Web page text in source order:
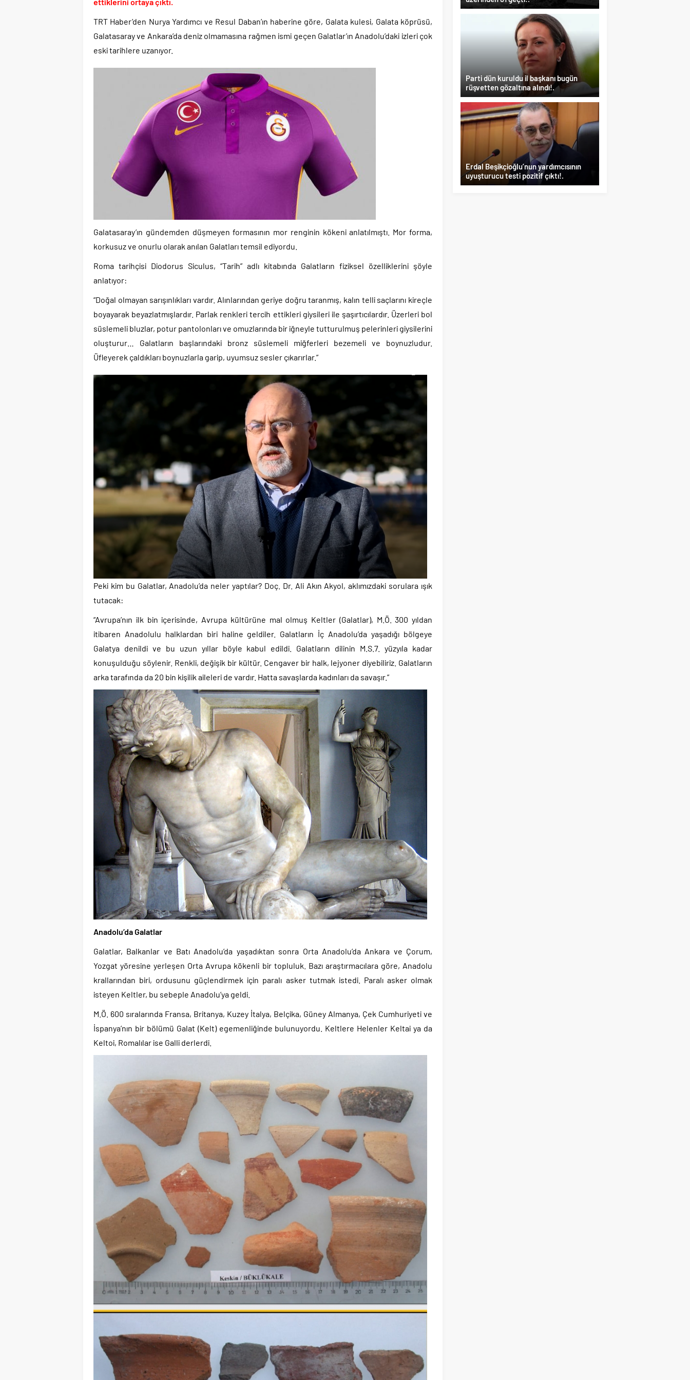
Efsane Başkan Aziz Yıldırım’dan Acun Ilıcalı’ya sert sözler!.
Benzine gelen 4 lira indirim vatandaşa değil ÖTV’ye gidecek!.
TRT Haber’den Nurya Yardımcı ve Resul Daban’ın haberine göre, Galata kulesi, Galata köprüsü,
Galatasaray ve Ankara’da deniz olmamasına rağmen ismi geçen Galatlar’ın Anadolu’daki izleri çok
eski tarihlere uzanıyor.
Galatasaray’ın gündemden düşmeyen formasının mor renginin kökeni anlatılmıştı. Mor forma,
korkusuz ve onurlu olarak anılan Galatları temsil ediyordu.
Roma tarihçisi Diodorus Siculus, “Tarih” adlı kitabında Galatların fiziksel özelliklerini şöyle
anlatıyor:
“Doğal olmayan sarışınlıkları vardır. Alınlarından geriye doğru taranmış, kalın telli saçlarını kireçle
boyayarak beyazlatmışlardır. Parlak renkleri tercih ettikleri giysileri ile şaşırtıcılardır. Üzerleri bol
süslemeli bluzlar, potur pantolonları ve omuzlarında bir iğneyle tutturulmuş pelerinleri giysilerini
oluşturur… Galatların başlarındaki bronz süslemeli miğferleri bezemeli ve boynuzludur.
Üfleyerek çaldıkları boynuzlarla garip, uyumsuz sesler çıkarırlar.”
Peki kim bu Galatlar, Anadolu’da neler yaptılar? Doç. Dr. Ali Akın Akyol, aklımızdaki sorulara ışık
tutacak:
“Avrupa’nın ilk bin içerisinde, Avrupa kültürüne mal olmuş Keltler (Galatlar), M.Ö. 300 yıldan
itibaren Anadolulu halklardan biri haline geldiler. Galatların İç Anadolu’da yaşadığı bölgeye
Galatya denildi ve bu uzun yıllar böyle kabul edildi. Galatların dilinin M.S.7. yüzyıla kadar
konuşulduğu söylenir. Renkli, değişik bir kültür. Cengaver bir halk, lejyoner diyebiliriz. Galatların
arka tarafında da 20 bin kişilik aileleri de vardır. Hatta savaşlarda kadınları da savaşır.”
Anadolu’da Galatlar
Galatlar, Balkanlar ve Batı Anadolu’da yaşadıktan sonra Orta Anadolu’da Ankara ve Çorum,
Yozgat yöresine yerleşen Orta Avrupa kökenli bir topluluk. Bazı araştırmacılara göre, Anadolu
krallarından biri, ordusunu güçlendirmek için paralı asker tutmak istedi. Paralı asker olmak
isteyen Keltler, bu sebeple Anadolu’ya geldi.
M.Ö. 600 sıralarında Fransa, Britanya, Kuzey İtalya, Belçika, Güney Almanya, Çek Cumhuriyeti ve
İspanya’nın bir bölümü Galat (Kelt) egemenliğinde bulunuyordu. Keltlere Helenler Keltai ya da
Keltoi, Romalılar ise Galli derlerdi.
Parti dün kuruldu il başkanı bugün
rüşvetten gözaltına alındı!.
Erdal Beşikçioğlu’nun yardımcısının
uyuşturucu testi pozitif çıktı!.